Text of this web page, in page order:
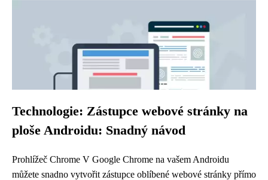
Technologie: Zástupce webové stránky na
ploše Androidu: Snadný návod
Prohlížeč Chrome V Google Chrome na vašem Androidu
můžete snadno vytvořit zástupce oblíbené webové stránky přímo